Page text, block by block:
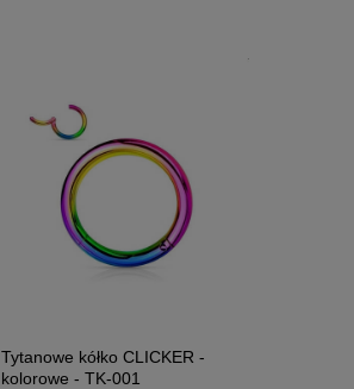
Tytanowe kółko CLICKER -
kolorowe - TK-001